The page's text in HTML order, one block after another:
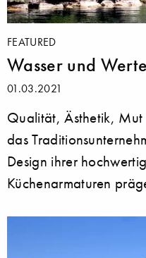
FEATURED
Wasser und Werte
01.03.2021
Qualität, Ästhetik,
das
Design ihrer
Küchenarmaturen